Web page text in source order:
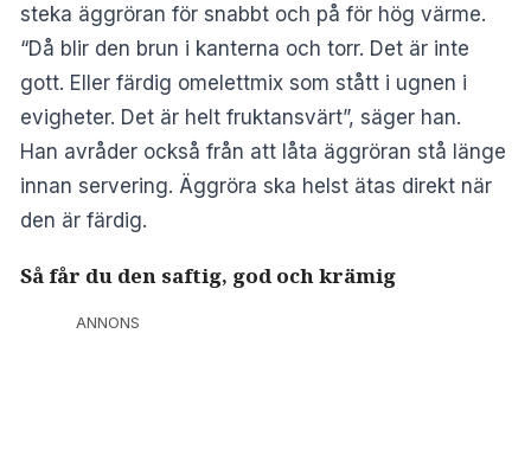
steka äggröran för snabbt och på för hög värme.
“Då blir den brun i kanterna och torr. Det är inte
gott. Eller färdig omelettmix som stått i ugnen i
evigheter. Det är helt fruktansvärt”, säger han.
Han avråder också från att låta äggröran stå länge
innan servering. Äggröra ska helst ätas direkt när
den är färdig.
Så får du den saftig, god och krämig
ANNONS